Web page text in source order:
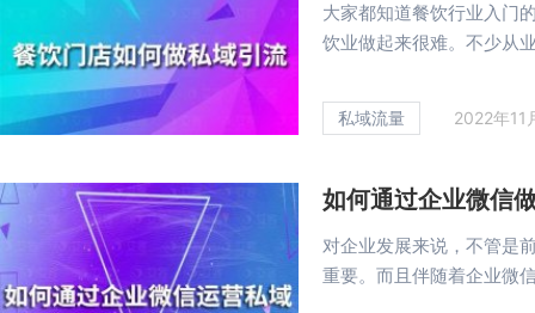
大家都知道餐饮行业入门
饮业做起来很难。不少从
私域流量 2022年11
如何通过企业微信
对企业发展来说，不管是
重要。而且伴随着企业微